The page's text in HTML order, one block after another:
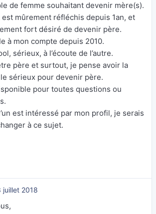
de femme souhaitant devenir mère(s).
mûrement réfléchis depuis 1an, et
fort désiré de devenir père.
à mon compte depuis 2010.
sérieux, à l’écoute de l’autre.
père et surtout, je pense avoir la
sérieux pour devenir père.
pour toutes questions ou
est intéressé par mon profil, je serais
à ce sujet.
juillet 2018